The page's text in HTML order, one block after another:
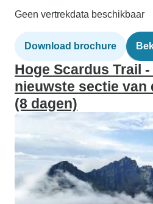
Geen vertrekdata beschikbaar
Download brochure
Hoge Scardus Trail -
nieuwste sectie van
(8 dagen)